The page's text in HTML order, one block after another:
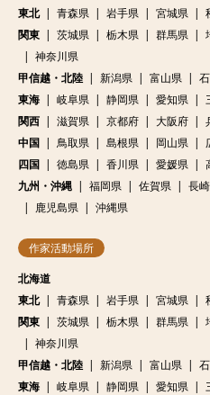
東北
青森県 岩手県 宮城県
関東
茨城県 栃木県 群馬県
神奈川県
甲信越・北陸
新潟県 富山県
東海
岐阜県 静岡県 愛知県
関西
滋賀県 京都府 大阪府
中国
鳥取県 島根県 岡山県
四国
徳島県 香川県 愛媛県
九州・沖縄
福岡県 佐賀県 長
鹿児島県
沖縄県
作家活動場所
北海道
東北
青森県 岩手県 宮城県
関東
茨城県 栃木県 群馬県
神奈川県
甲信越・北陸
新潟県 富山県
東海
岐阜県 静岡県 愛知県